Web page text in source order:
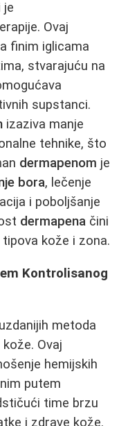
je
Ovaj
finim iglicama
stvarajuću na
supstanci.
izaziva manje
tehnike, što
dermapenom je
bora, lečenje
i poboljšanje
dermapena čini
kože i zona.
Kontrolisanog
metoda
Ovaj
hemijskih
putem
time brzu
i zdrave kože.